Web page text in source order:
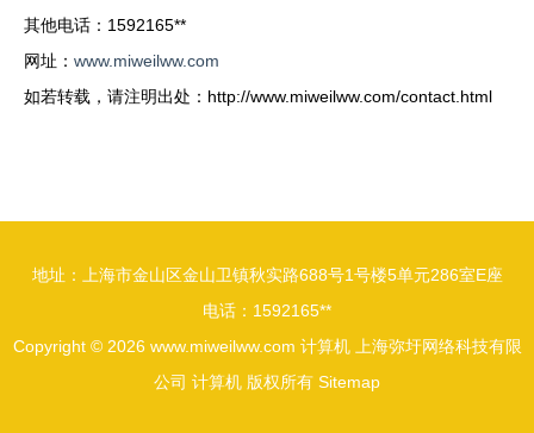
其他电话：1592165**
网址： www.miweilww.com
如若转载，请注明出处：http://www.miweilww.com/contact.html
地址：上海市金山区金山卫镇秋实路688号1号楼5单元286室E座
电话：1592165**
Copyright © 2026 www.miweilww.com 计算机
上海弥圩网络科技有限
公司 计算机 版权所有 Sitemap